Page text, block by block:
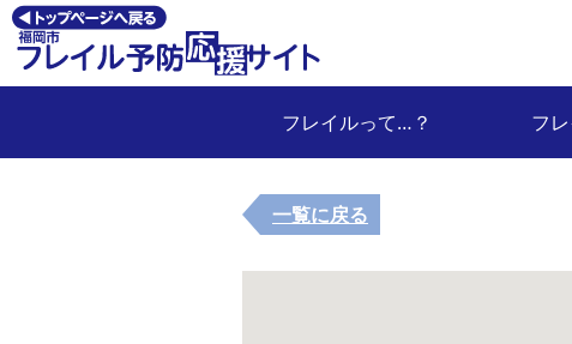
フレイルって…？ フ
一覧に戻る